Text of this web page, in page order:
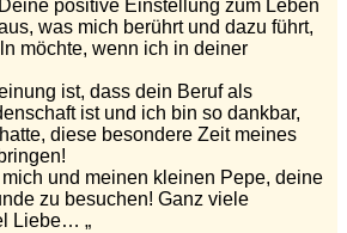
positive Einstellung zum Leben
was mich berührt und dazu führt,
möchte, wenn ich in deiner
ist, dass dein Beruf als
ist und ich bin so dankbar,
diese besondere Zeit meines
und meinen kleinen Pepe, deine
zu besuchen! Ganz viele
Liebe… „